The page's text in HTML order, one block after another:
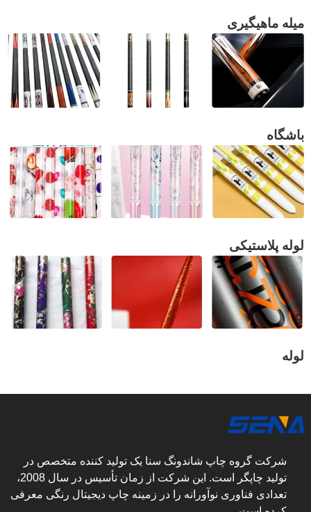
میله ماهیگیری
باشگاه
لوله پلاستیکی
لوله
شرکت گروه چاپ شاندونگ سنا یک تولید کننده متخصص در
تولید چاپگر است. این شرکت از زمان تأسیس در سال 2008،
تعدادی فناوری نوآورانه را در زمینه چاپ دیجیتال رنگی معرفی